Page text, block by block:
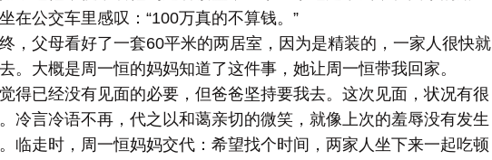
在公交车里感叹：“100万真的不算钱。”
父母看好了一套60平米的两居室，因为是精装的，一家人很快就
。大概是周一恒的妈妈知道了这件事，她让周一恒带我回家。
已经没有见面的必要，但爸爸坚持要我去。这次见面，状况有很
冷言冷语不再，代之以和蔼亲切的微笑，就像上次的羞辱没有发生
临走时，周一恒妈妈交代：希望找个时间，两家人坐下来一起吃顿